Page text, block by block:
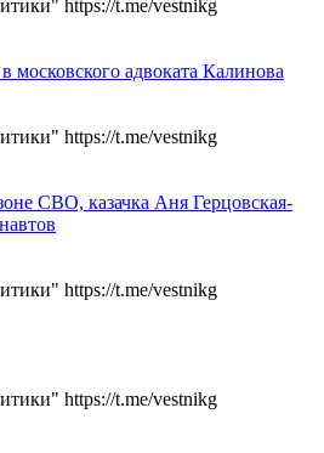
https://t.me/vestnikg
адвоката Калинова
https://t.me/vestnikg
СВО, казачка Аня Герцовская-
https://t.me/vestnikg
https://t.me/vestnikg